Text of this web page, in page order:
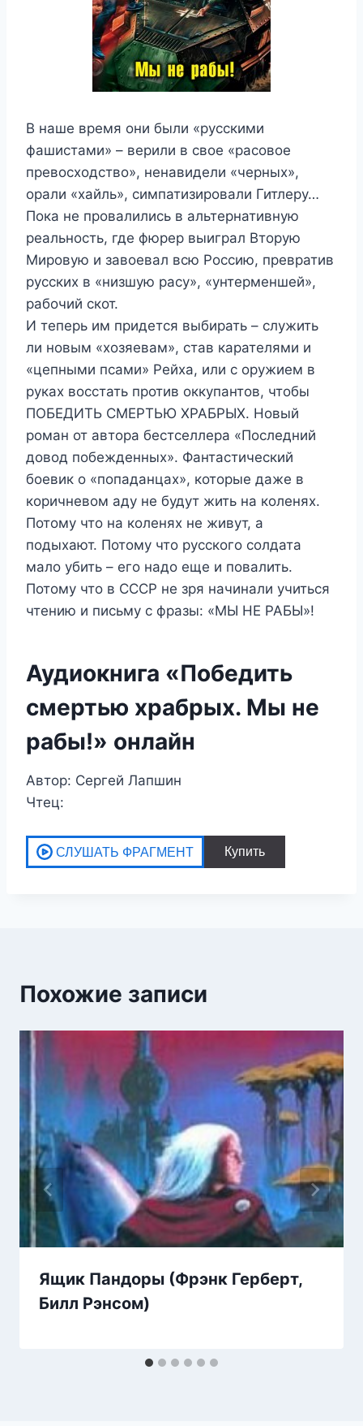
В наше время они были «русскими
фашистами» – верили в свое «расовое
превосходство», ненавидели «черных»,
орали «хайль», симпатизировали Гитлеру…
Пока не провалились в альтернативную
реальность, где фюрер выиграл Вторую
Мировую и завоевал всю Россию, превратив
русских в «низшую расу», «унтерменшей»,
рабочий скот.
И теперь им придется выбирать – служить
ли новым «хозяевам», став карателями и
«цепными псами» Рейха, или с оружием в
руках восстать против оккупантов, чтобы
ПОБЕДИТЬ СМЕРТЬЮ ХРАБРЫХ. Новый
роман от автора бестселлера «Последний
довод побежденных». Фантастический
боевик о «попаданцах», которые даже в
коричневом аду не будут жить на коленях.
Потому что на коленях не живут, а
подыхают. Потому что русского солдата
мало убить – его надо еще и повалить.
Потому что в СССР не зря начинали учиться
чтению и письму с фразы: «МЫ НЕ РАБЫ»!
Аудиокнига «Победить
смертью храбрых. Мы не
рабы!» онлайн
Автор: Сергей Лапшин
Чтец:
Похожие записи
Ящик Пандоры (Фрэнк Герберт,
Билл Рэнсом)